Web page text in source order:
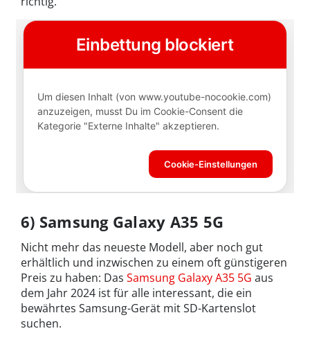
6) Samsung Galaxy A35 5G
Nicht mehr das neueste Modell, aber noch gut
erhältlich und inzwischen zu einem oft günstigeren
Preis zu haben: Das Samsung Galaxy A35 5G aus
dem Jahr 2024 ist für alle interessant, die ein
bewährtes Samsung-Gerät mit SD-Kartenslot
suchen.